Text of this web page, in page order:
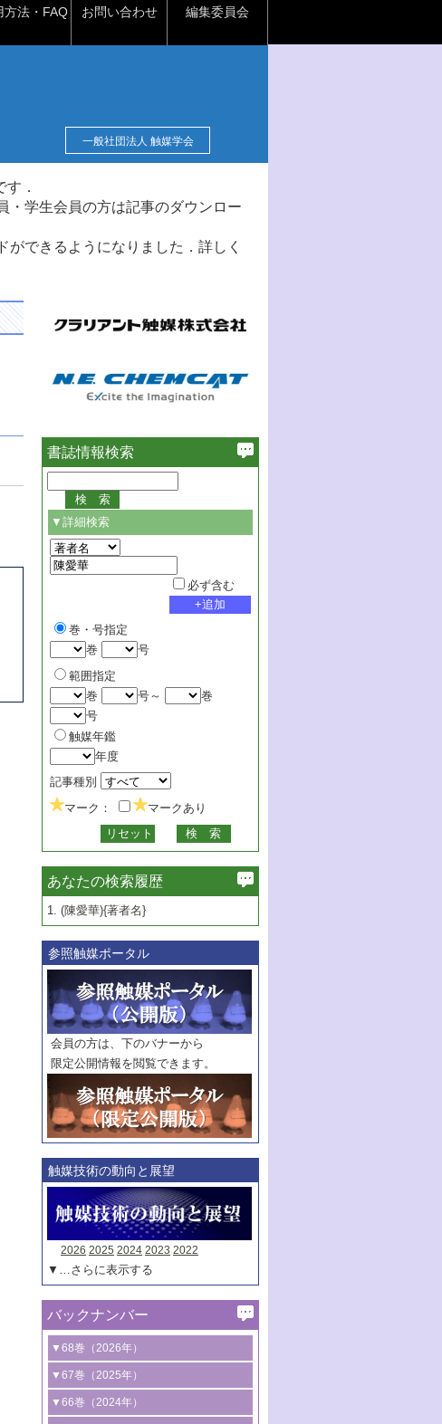
方法・FAQ お問い合わせ 編集委員会
一般社団法人 触媒学会
．
・学生会員の方は記事のダウンロー
できるようになりました．詳しく
書誌情報検索
▼詳細検索
必ず含む
巻・号指定
巻
号
範囲指定
巻
号～
巻
号
触媒年鑑
年度
記事種別
マーク：
マークあり
あなたの検索履歴
1. (陳愛華){著者名}
参照触媒ポータル
会員の方は、下のバナーから
限定公開情報を閲覧できます。
触媒技術の動向と展望
2026 2025 2024 2023 2022
▼…さらに表示する
バックナンバー
▼68巻（2026年）
1号 過酸化水素合成に関する研究動向
2号 コンピューター技術により加速する
触媒開発
▼67巻（2025年）
1号 CO
水素化によるグリーン燃料/グリ
▼66巻（2024年）